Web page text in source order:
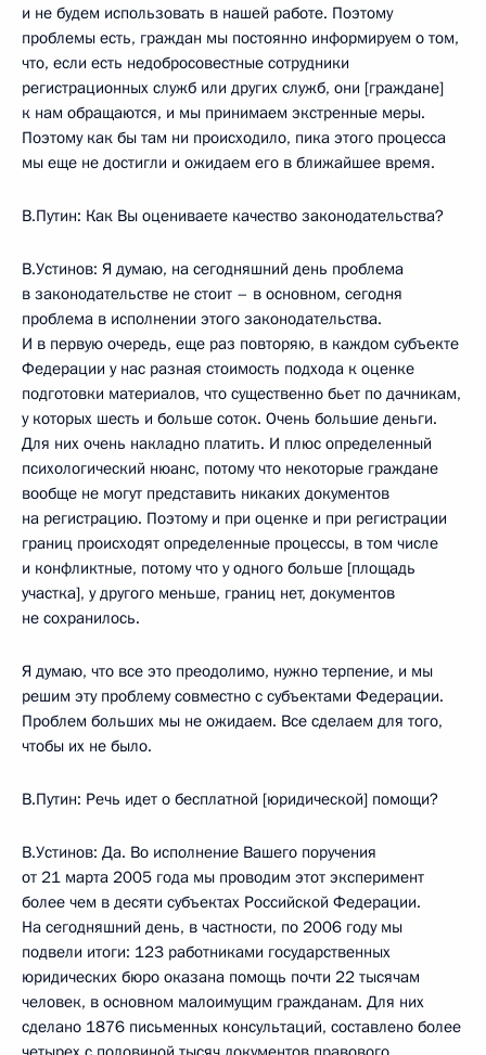
и не будем использовать в нашей работе. Поэтому
проблемы есть, граждан мы постоянно информируем о том,
что, если есть недобросовестные сотрудники
регистрационных служб или других служб, они [граждане]
к нам обращаются, и мы принимаем экстренные меры.
Поэтому как бы там ни происходило, пика этого процесса
мы еще не достигли и ожидаем его в ближайшее время.
В.Путин: Как Вы оцениваете качество законодательства?
В.Устинов: Я думаю, на сегодняшний день проблема
в законодательстве не стоит – в основном, сегодня
проблема в исполнении этого законодательства.
И в первую очередь, еще раз повторяю, в каждом субъекте
Федерации у нас разная стоимость подхода к оценке
подготовки материалов, что существенно бьет по дачникам,
у которых шесть и больше соток. Очень большие деньги.
Для них очень накладно платить. И плюс определенный
психологический нюанс, потому что некоторые граждане
вообще не могут представить никаких документов
на регистрацию. Поэтому и при оценке и при регистрации
границ происходят определенные процессы, в том числе
и конфликтные, потому что у одного больше [площадь
участка], у другого меньше, границ нет, документов
не сохранилось.
Я думаю, что все это преодолимо, нужно терпение, и мы
решим эту проблему совместно с субъектами Федерации.
Проблем больших мы не ожидаем. Все сделаем для того,
чтобы их не было.
В.Путин: Речь идет о бесплатной [юридической] помощи?
В.Устинов: Да. Во исполнение Вашего поручения
от 21 марта 2005 года мы проводим этот эксперимент
более чем в десяти субъектах Российской Федерации.
На сегодняшний день, в частности, по 2006 году мы
подвели итоги: 123 работниками государственных
юридических бюро оказана помощь почти 22 тысячам
человек, в основном малоимущим гражданам. Для них
сделано 1876 письменных консультаций, составлено более